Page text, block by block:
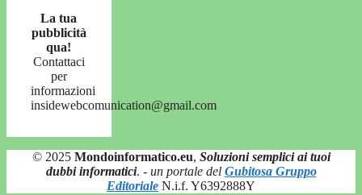
La tua
pubblicità
qua!
Contattaci
per
informazioni
insidewebcomunication@gmail.com
© 2025 Mondoinformatico.eu, Soluzioni semplici ai tuoi
dubbi informatici. - un portale del Gubitosa Gruppo
Editoriale N.i.f. Y6392888Y